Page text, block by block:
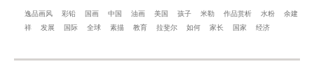
逸品画风 彩铅 国画 中国 油画 美国 孩子 米勒 作品赏析 水粉
余建
祥
发展 国际 全球 素描 教育 拉斐尔 如何 家长 国家 经济